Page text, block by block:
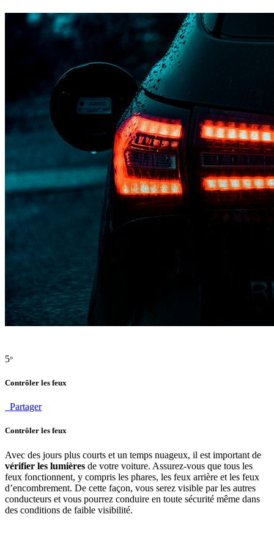
5°
Contrôler les feux
Partager
Contrôler les feux
Avec des jours plus courts et un temps nuageux, il est important de
vérifier les lumières de votre voiture. Assurez-vous que tous les
feux fonctionnent, y compris les phares, les feux arrière et les feux
d’encombrement. De cette façon, vous serez visible par les autres
conducteurs et vous pourrez conduire en toute sécurité même dans
des conditions de faible visibilité.